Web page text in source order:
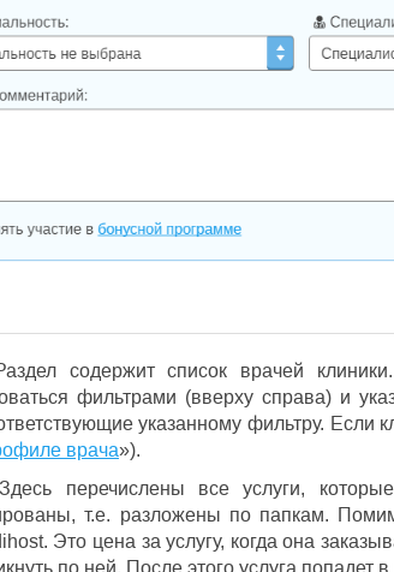
содержит список врачей
фильтрами (вверху справа) и
указанному фильтру. Если
врача»).
перечислены все услуги,
т.е. разложены по папкам.
Это цена за услугу, когда она